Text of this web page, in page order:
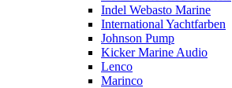
Indel Webasto Marine
International Yachtfarben
Johnson Pump
Kicker Marine Audio
Lenco
Marinco